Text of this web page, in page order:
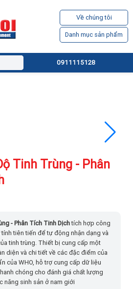
Về chúng tôi
Danh mục sản phẩm
0911115128
Tinh Trùng - Phân
- Phân Tích Tinh Dịchtích hợp công
tiên tiến để tự động nhận dạng và
tinh trùng. Thiết bị cung cấp một
diện và chi tiết về các đặc điểm của
của WHO, hỗ trợ cung cấp dữ liệu
chóng cho đánh giá chất lượng
năng sinh sản ở nam giới